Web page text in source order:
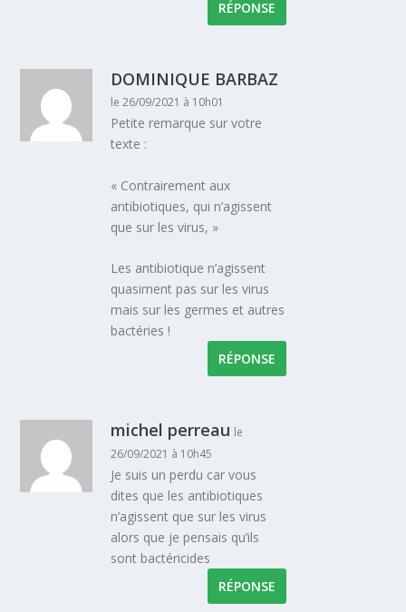
RÉPONSE
DOMINIQUE BARBAZ
le 26/09/2021 à 10h01
Petite remarque sur votre
texte :
« Contrairement aux
antibiotiques, qui n’agissent
que sur les virus, »
Les antibiotique n’agissent
quasiment pas sur les virus
mais sur les germes et autres
bactéries !
RÉPONSE
michel perreau le
26/09/2021 à 10h45
Je suis un perdu car vous
dites que les antibiotiques
n’agissent que sur les virus
alors que je pensais qu’ils
sont bactéricides
RÉPONSE